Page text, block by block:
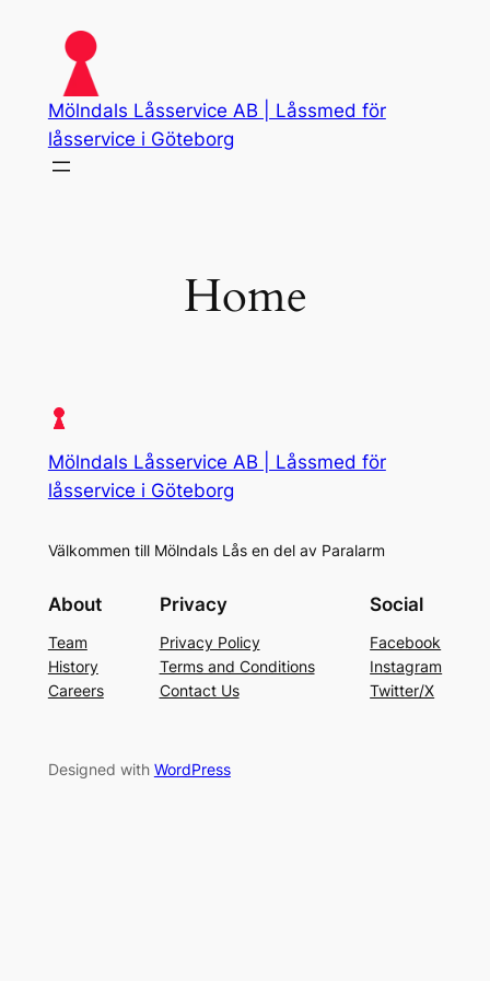
content
Mölndals Låsservice AB | Låssmed för
låsservice i Göteborg
Home
Mölndals Låsservice AB | Låssmed för
låsservice i Göteborg
Välkommen till Mölndals Lås en del av Paralarm
About
Team
History
Careers
Privacy
Privacy Policy
Terms and Conditions
Contact Us
Social
Facebook
Instagram
Twitter/X
Designed with WordPress